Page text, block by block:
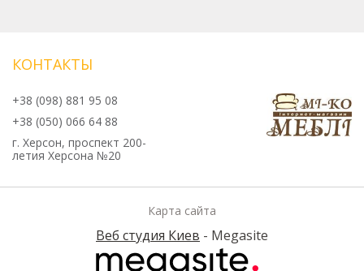
КОНТАКТЫ
+38 (098) 881 95 08
+38 (050) 066 64 88
г. Херсон, проспект 200-
летия Херсона №20
Карта сайта
Веб студия Киев - Megasite